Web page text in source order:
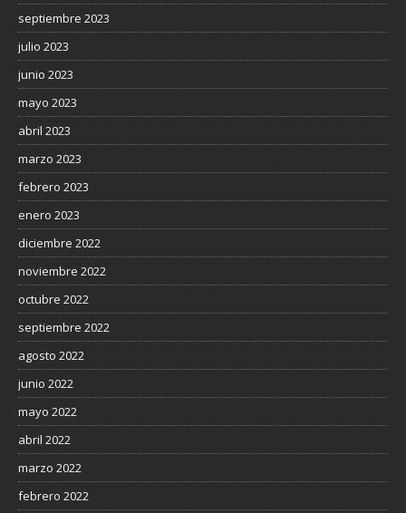
septiembre 2023
julio 2023
junio 2023
mayo 2023
abril 2023
marzo 2023
febrero 2023
enero 2023
diciembre 2022
noviembre 2022
octubre 2022
septiembre 2022
agosto 2022
junio 2022
mayo 2022
abril 2022
marzo 2022
febrero 2022